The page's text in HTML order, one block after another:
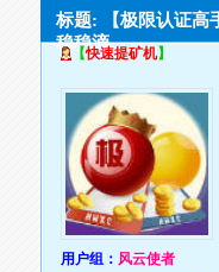
标题: 【极限认证高
稳稳滴。
【快速提矿机】
用户组： 风云使者